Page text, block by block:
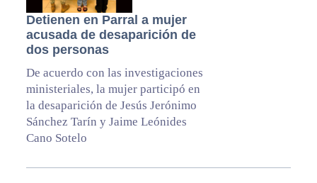
Detienen en Parral a mujer
acusada de desaparición de
dos personas
De acuerdo con las investigaciones
ministeriales, la mujer participó en
la desaparición de Jesús Jerónimo
Sánchez Tarín y Jaime Leónides
Cano Sotelo